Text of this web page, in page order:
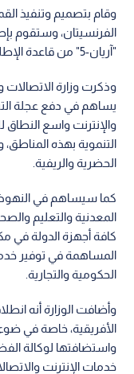
وقام بتصميم وتنفيذ
الفرنسيتان، وستقوم
"آريان-5" من قاعدة الإطلاق بمدينة كورو بإقليم جويانا الفرنسي.
وذكرت وزارة
يساهم في دفع عجلة
والإنترنت واسع النطاق
التنموية بهذه
الحضرية والريفية.
كما سيساهم في
المعدنية والتعليم
كافة أجهزة الدولة في
المساهمة في توفير
الحكومية والتجارية.
وأضافت الوزارة أنه
واستضافتها لوكالة
خدمات الإنترنت